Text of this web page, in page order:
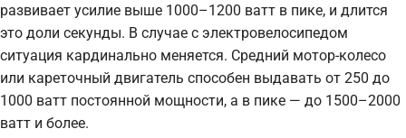
развивает усилие выше 1000–1200 ватт в пике, и длится
это доли секунды. В случае с электровелосипедом
ситуация кардинально меняется. Средний мотор-колесо
или кареточный двигатель способен выдавать от 250 до
1000 ватт постоянной мощности, а в пике — до 1500–2000
ватт и более.